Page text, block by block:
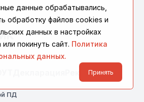
Реквизиты
ПД
данные обрабатывались,
обработку файлов cookies и
данных в настройках
покинуть сайт. Политика
данных.
Принять